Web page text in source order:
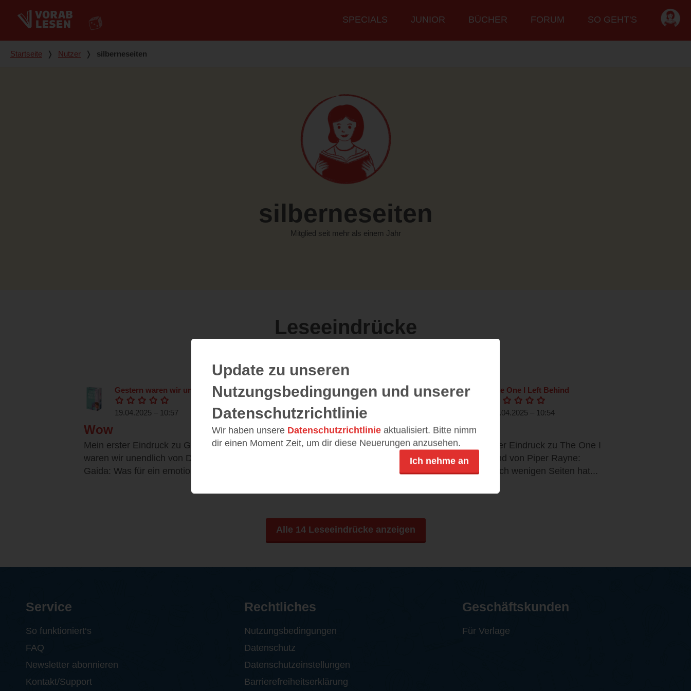
Hauptmenü
SPECIALS JUNIOR BÜCHER FORUM SO GEHT'S
Du bist hier
Startseite ❭ Nutzer ❭ silberneseiten
silberneseiten
Mitglied seit mehr als einem Jahr
Leseeindrücke
Gestern waren wir unendlich
19.04.2025 – 10:57
Wow
Mein erster Eindruck zu Gestern
waren wir unendlich von Dominik
Gaida: Was für ein emotionaler...
Lonely Hearts Club
19.04.2025 – 10:56
Wow!
Mein erster Eindruck zu Lonely
Hearts Club von Nasanin Kamani:
Dieses Buch hat mich von der...
The One I Left Behind
19.04.2025 – 10:54
Wow!
Mein erster Eindruck zu The One I
Left Behind von Piper Rayne:
Schon nach wenigen Seiten hat...
Alle 14 Leseeindrücke anzeigen
Update zu unseren
Nutzungsbedingungen und unserer
Datenschutzrichtlinie
Wir haben unsere Datenschutzrichtlinie aktualisiert. Bitte nimm
dir einen Moment Zeit, um dir diese Neuerungen anzusehen.
Ich nehme an
Service
So funktioniert‘s
FAQ
Newsletter abonnieren
Kontakt/Support
Rechtliches
Nutzungsbedingungen
Datenschutz
Datenschutzeinstellungen
Barrierefreiheitserklärung
Geschäftskunden
Für Verlage